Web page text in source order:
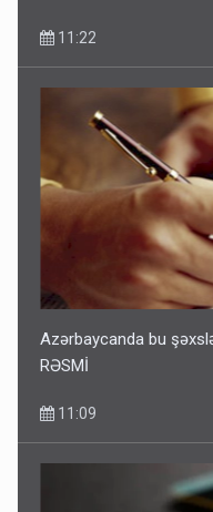
11:22
Azərbaycanda bu
RƏSMİ
11:09